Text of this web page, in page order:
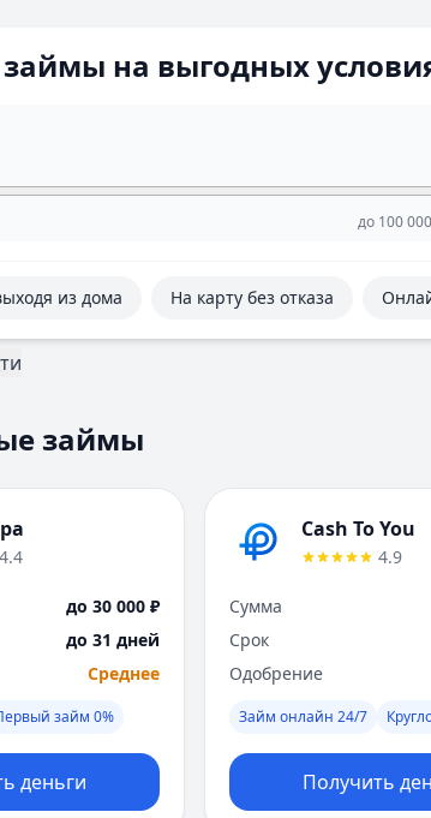
на выгодных
до 100 000
из дома На карту без отказа
займы
4.4
до 30 000 ₽
до 31 дней
Среднее
займ 0%
деньги
Cash To You
4.9
Сумма
Срок
Одобрение
Займ онлайн 24/7
Получить